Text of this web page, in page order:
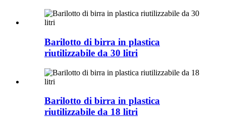
Barilotto di birra in plastica
riutilizzabile da 30 litri
Barilotto di birra in plastica
riutilizzabile da 18 litri